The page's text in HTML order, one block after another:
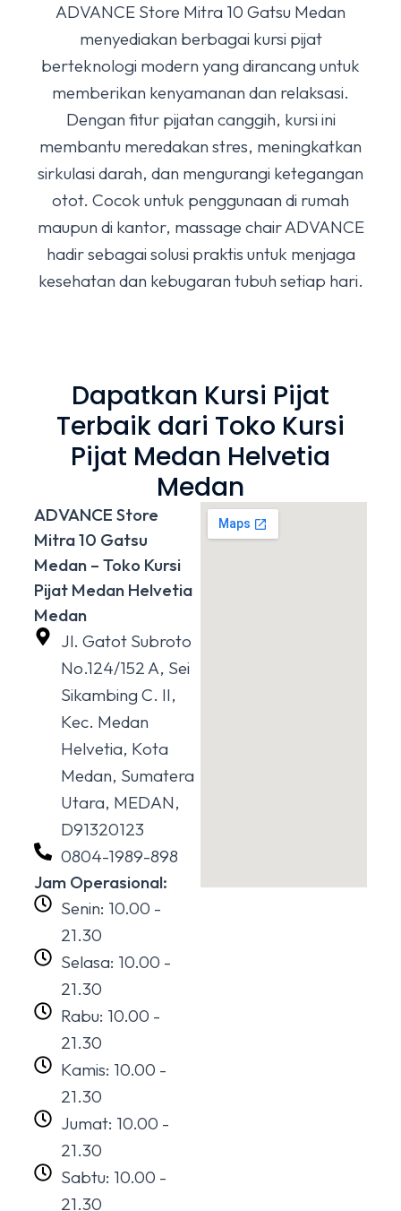
ADVANCE Store Mitra 10 Gatsu Medan
menyediakan berbagai kursi pijat
berteknologi modern yang dirancang untuk
memberikan kenyamanan dan relaksasi.
Dengan fitur pijatan canggih, kursi ini
membantu meredakan stres, meningkatkan
sirkulasi darah, dan mengurangi ketegangan
otot. Cocok untuk penggunaan di rumah
maupun di kantor, massage chair ADVANCE
hadir sebagai solusi praktis untuk menjaga
kesehatan dan kebugaran tubuh setiap hari.
Dapatkan Kursi Pijat
Terbaik dari Toko Kursi
Pijat Medan Helvetia
Medan
ADVANCE Store
Mitra 10 Gatsu
Medan – Toko Kursi
Pijat Medan Helvetia
Medan
Jl. Gatot Subroto
No.124/152 A, Sei
Sikambing C. II,
Kec. Medan
Helvetia, Kota
Medan, Sumatera
Utara, MEDAN,
D91320123
0804-1989-898
Jam Operasional:
Senin: 10.00 -
21.30
Selasa: 10.00 -
21.30
Rabu: 10.00 -
21.30
Kamis: 10.00 -
21.30
Jumat: 10.00 -
21.30
Sabtu: 10.00 -
21.30